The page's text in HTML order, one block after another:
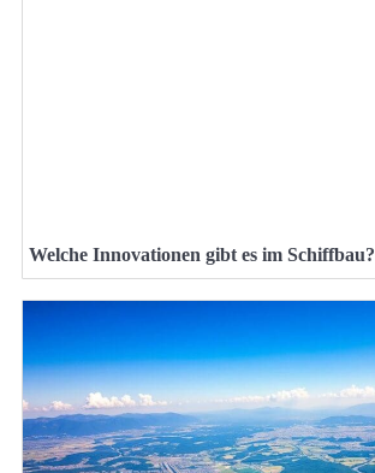
Welche Innovationen gibt es im Schiffbau?